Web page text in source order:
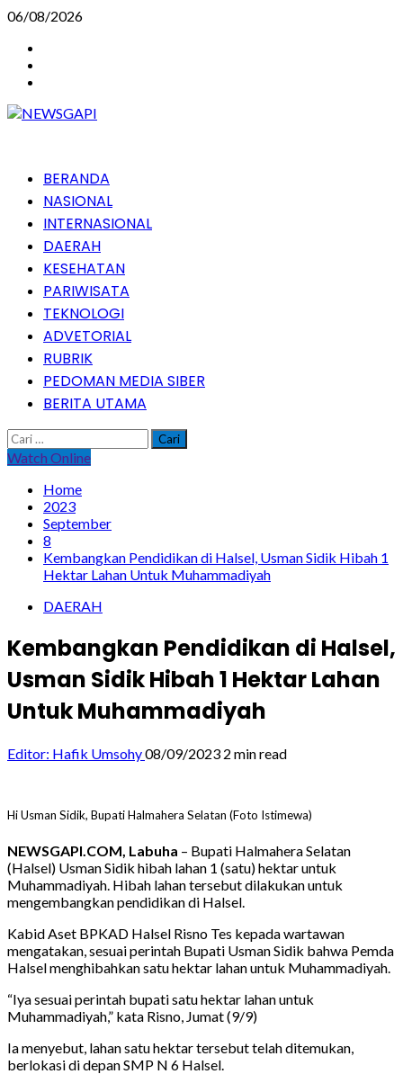
Skip
content
06/08/2026
PrimaryBERANDA
NASIONAL
INTERNASIONAL
DAERAH
KESEHATAN
PARIWISATA
TEKNOLOGI
ADVETORIAL
RUBRIK
PEDOMAN MEDIA SIBER
BERITA UTAMA
Cari
untuk:
Watch Online
Home
2023
September
8
Kembangkan Pendidikan di Halsel, Usman Sidik Hibah 1
Hektar Lahan Untuk Muhammadiyah
DAERAH
Kembangkan Pendidikan di Halsel,
Usman Sidik Hibah 1 Hektar Lahan
Untuk Muhammadiyah
Editor: Hafik Umsohy08/09/2023 2 min read
Hi Usman Sidik, Bupati Halmahera Selatan (Foto Istimewa)
NEWSGAPI.COM, Labuha – Bupati Halmahera Selatan
(Halsel) Usman Sidik hibah lahan 1 (satu) hektar untuk
Muhammadiyah. Hibah lahan tersebut dilakukan untuk
mengembangkan pendidikan di Halsel.
Kabid Aset BPKAD Halsel Risno Tes kepada wartawan
mengatakan, sesuai perintah Bupati Usman Sidik bahwa Pemda
Halsel menghibahkan satu hektar lahan untuk Muhammadiyah.
“Iya sesuai perintah bupati satu hektar lahan untuk
Muhammadiyah,” kata Risno, Jumat (9/9)
Ia menyebut, lahan satu hektar tersebut telah ditemukan,
berlokasi di depan SMP N 6 Halsel.